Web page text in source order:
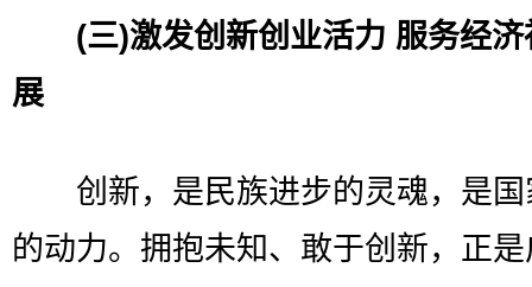
(三)激发创新创业活力 服务经
展
创新，是民族进步的灵魂，是国
的动力。拥抱未知、敢于创新，正